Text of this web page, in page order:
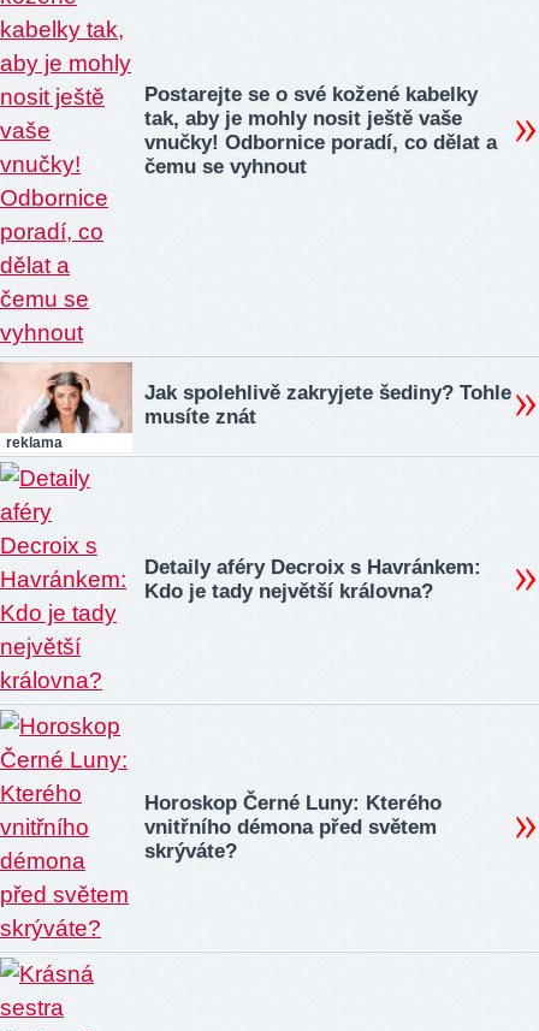
Postarejte se o své kožené kabelky
tak, aby je mohly nosit ještě vaše
vnučky! Odbornice poradí, co dělat a
čemu se vyhnout
reklama
Jak spolehlivě zakryjete šediny? Tohle
musíte znát
Detaily aféry Decroix s Havránkem:
Kdo je tady největší královna?
Horoskop Černé Luny: Kterého
vnitřního démona před světem
skrýváte?